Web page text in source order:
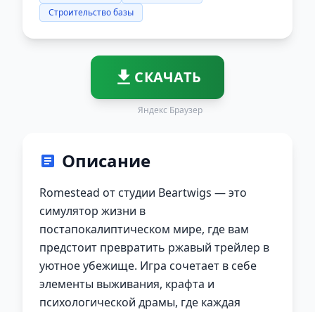
Строительство базы
СКАЧАТЬ
Яндекс Браузер
Описание
Romestead от студии Beartwigs — это
симулятор жизни в
постапокалиптическом мире, где вам
предстоит превратить ржавый трейлер в
уютное убежище. Игра сочетает в себе
элементы выживания, крафта и
психологической драмы, где каждая